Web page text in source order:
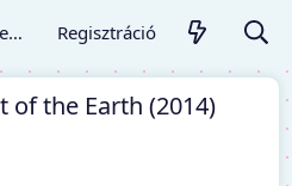
Bejelentkezés Regisztráció
of the Earth (2014)